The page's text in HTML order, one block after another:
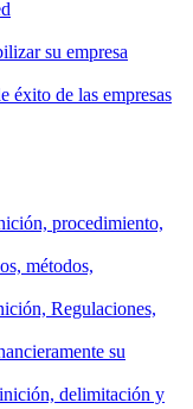
su empresa
éxito de las empresas
procedimiento,
métodos,
Regulaciones,
su
delimitación y